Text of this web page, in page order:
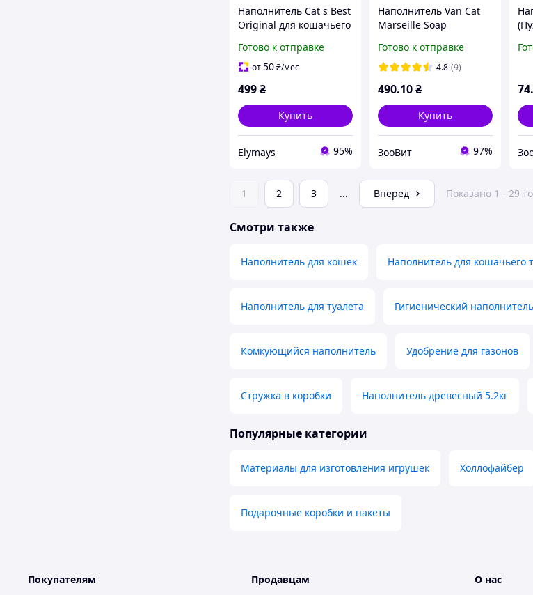
Наполнитель Cat s Best
Original для кошачьего
л/2.1 кг
Готово к отправке
от50₴/мес
499₴
Купить
Elymays 95%
Наполнитель Van Cat
Marseille Soap
бентонитовый для
кошек от 1 мес. аромат
кг средняя фракция
Готово к отправке
4.8 (9)
490.10₴
Купить
ЗооВит 97%
74
1 2 3 ... Вперед Показано 1 - 29
Смотри также
Наполнитель для кошек Наполнитель для кошачьего
Наполнитель для туалета Гигиенический наполнитель
Комкующийся наполнитель Удобрение для газонов
Стружка в коробки Наполнитель древесный 5.2кг
Популярные категории
Материалы для изготовления игрушек Холлофайбер
Подарочные коробки и пакеты
Покупателям Продавцам О нас